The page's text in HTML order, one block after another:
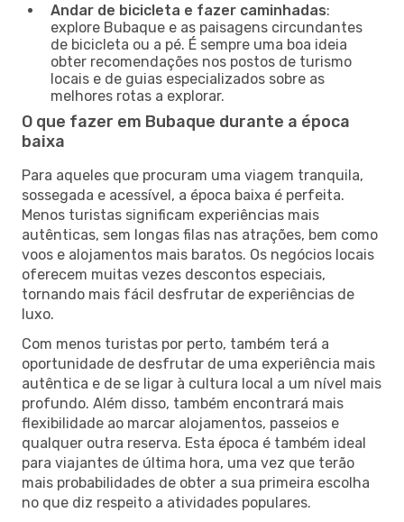
Andar de bicicleta e fazer caminhadas:
explore Bubaque e as paisagens circundantes
de bicicleta ou a pé. É sempre uma boa ideia
obter recomendações nos postos de turismo
locais e de guias especializados sobre as
melhores rotas a explorar.
O que fazer em Bubaque durante a época
baixa
Para aqueles que procuram uma viagem tranquila,
sossegada e acessível, a época baixa é perfeita.
Menos turistas significam experiências mais
autênticas, sem longas filas nas atrações, bem como
voos e alojamentos mais baratos. Os negócios locais
oferecem muitas vezes descontos especiais,
tornando mais fácil desfrutar de experiências de
luxo.
Com menos turistas por perto, também terá a
oportunidade de desfrutar de uma experiência mais
autêntica e de se ligar à cultura local a um nível mais
profundo. Além disso, também encontrará mais
flexibilidade ao marcar alojamentos, passeios e
qualquer outra reserva. Esta época é também ideal
para viajantes de última hora, uma vez que terão
mais probabilidades de obter a sua primeira escolha
no que diz respeito a atividades populares.